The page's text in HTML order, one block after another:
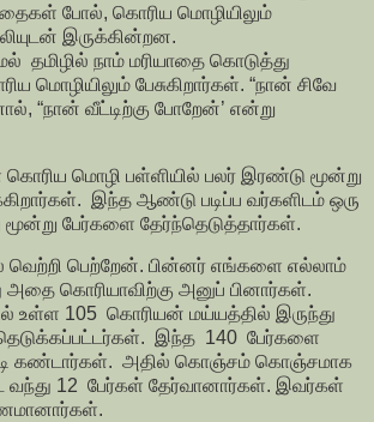
போல், கொரிய மொழியிலும்
இருக்கின்றன.
தமிழில் நாம் மரியாதை கொடுத்து
மொழியிலும் பேசுகிறார்கள். “நான் சிவே
“நான் வீட்டிற்கு போறேன்’ என்று
மொழி பள்ளியில் பலர் இரண்டு மூன்று
இந்த ஆண்டு படிப்ப வர்களிடம் ஒரு
மூன்று பேர்களை தேர்ந்தெடுத்தார்கள்.
வெற்றி பெற்றேன். பின்னர் எங்களை எல்லாம்
அதை கொரியாவிற்கு அனுப் பினார்கள்.
உள்ள 105 கொரியன் மய்யத்தில் இருந்து
இந்த 140 பேர்களை
கண்டார்கள். அதில் கொஞ்சம் கொஞ்சமாக
12 பேர்கள் தேர்வானார்கள். இவர்கள்